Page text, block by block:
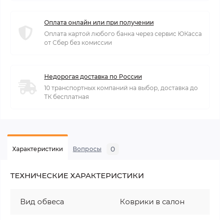
Оплата онлайн или при получении
Оплата картой любого банка через сервис ЮКасса
от Сбер без комиссии
Недорогая доставка по России
10 транспортных компаний на выбор, доставка до
ТК бесплатная
Характеристики Вопросы 0
ТЕХНИЧЕСКИЕ ХАРАКТЕРИСТИКИ
Вид обвеса Коврики в салон